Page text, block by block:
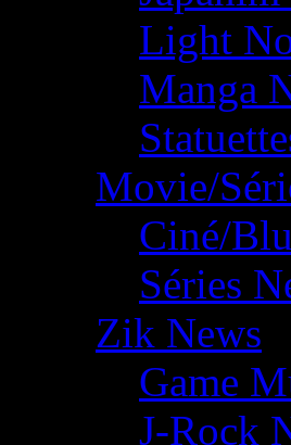
Light
Manga
Movie/
Ciné/
Séries
Zik News
Game
J-Rock